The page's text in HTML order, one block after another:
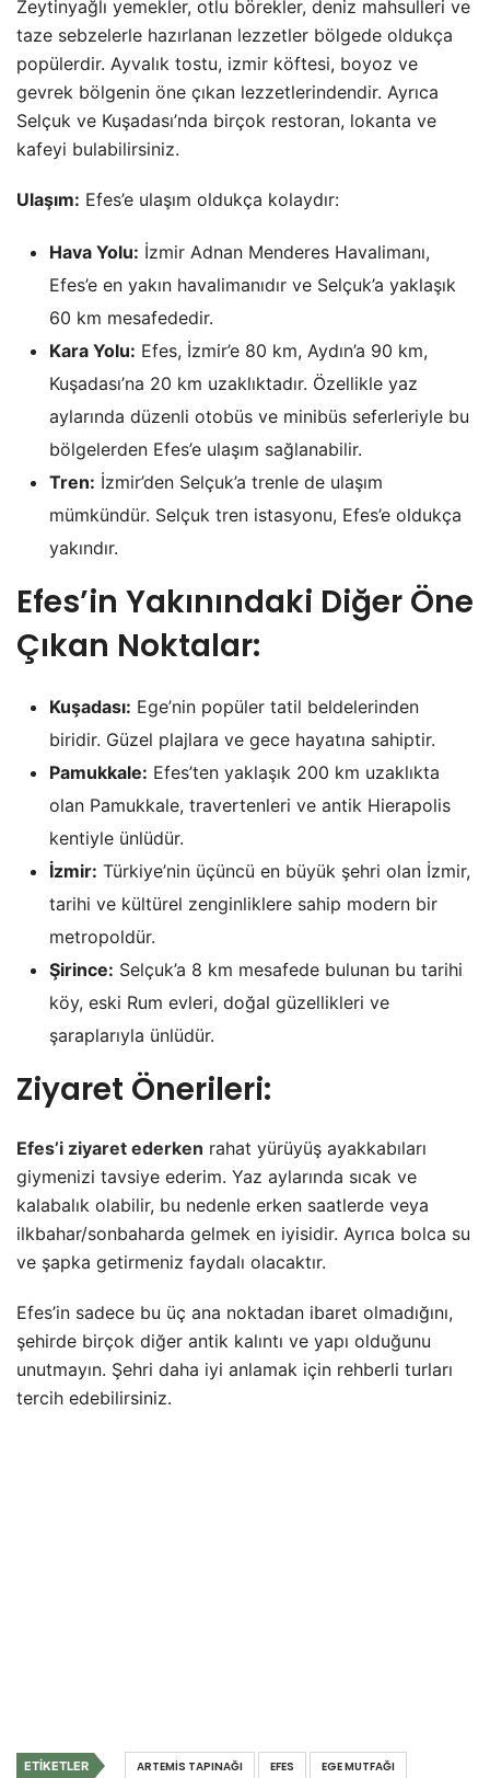
Zeytinyağlı yemekler, otlu börekler, deniz mahsulleri ve
taze sebzelerle hazırlanan lezzetler bölgede oldukça
popülerdir. Ayvalık tostu, izmir köftesi, boyoz ve
gevrek bölgenin öne çıkan lezzetlerindendir. Ayrıca
Selçuk ve Kuşadası’nda birçok restoran, lokanta ve
kafeyi bulabilirsiniz.
Ulaşım: Efes’e ulaşım oldukça kolaydır:
Hava Yolu: İzmir Adnan Menderes Havalimanı,
Efes’e en yakın havalimanıdır ve Selçuk’a yaklaşık
60 km mesafededir.
Kara Yolu: Efes, İzmir’e 80 km, Aydın’a 90 km,
Kuşadası’na 20 km uzaklıktadır. Özellikle yaz
aylarında düzenli otobüs ve minibüs seferleriyle bu
bölgelerden Efes’e ulaşım sağlanabilir.
Tren: İzmir’den Selçuk’a trenle de ulaşım
mümkündür. Selçuk tren istasyonu, Efes’e oldukça
yakındır.
Efes’in Yakınındaki Diğer Öne
Çıkan Noktalar:
Kuşadası: Ege’nin popüler tatil beldelerinden
biridir. Güzel plajlara ve gece hayatına sahiptir.
Pamukkale: Efes’ten yaklaşık 200 km uzaklıkta
olan Pamukkale, travertenleri ve antik Hierapolis
kentiyle ünlüdür.
İzmir: Türkiye’nin üçüncü en büyük şehri olan İzmir,
tarihi ve kültürel zenginliklere sahip modern bir
metropoldür.
Şirince: Selçuk’a 8 km mesafede bulunan bu tarihi
köy, eski Rum evleri, doğal güzellikleri ve
şaraplarıyla ünlüdür.
Ziyaret Önerileri:
Efes’i ziyaret ederken rahat yürüyüş ayakkabıları
giymenizi tavsiye ederim. Yaz aylarında sıcak ve
kalabalık olabilir, bu nedenle erken saatlerde veya
ilkbahar/sonbaharda gelmek en iyisidir. Ayrıca bolca su
ve şapka getirmeniz faydalı olacaktır.
Efes’in sadece bu üç ana noktadan ibaret olmadığını,
şehirde birçok diğer antik kalıntı ve yapı olduğunu
unutmayın. Şehri daha iyi anlamak için rehberli turları
tercih edebilirsiniz.
ETIKETLER ARTEMIS TAPINAĞI EFES
EGE MUTFAĞI